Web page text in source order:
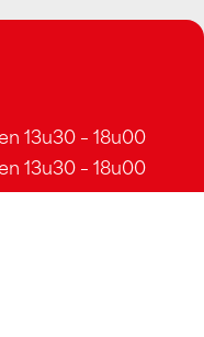
13u30 – 18u00
13u30 – 18u00